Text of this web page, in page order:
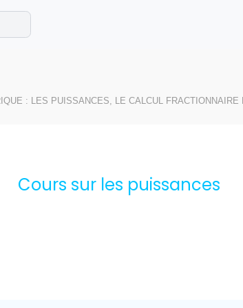
été !
corrigés en vidéo.
: LES PUISSANCES, LE CALCUL
Cours sur les puissances